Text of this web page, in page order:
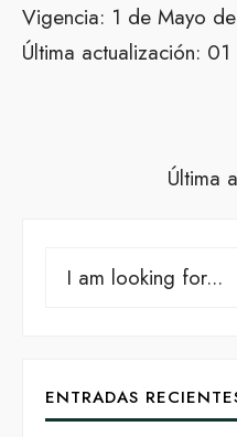
Vigencia: 1 de Mayo
Última actualización:
Última
Search
ENTRADAS